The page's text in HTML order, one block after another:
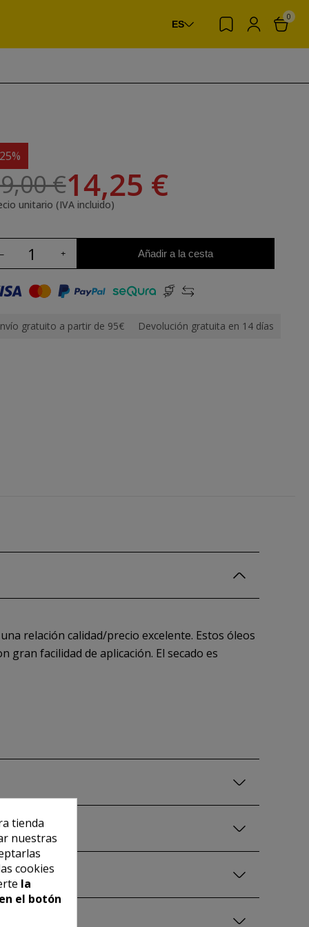
ES
0
€14,25 €
unitario (IVA incluido)
Añadir a la cesta
gratuito a partir de 95€ Devolución gratuita en 14 días
relación calidad/precio excelente. Estos óleos
gran facilidad de aplicación. El secado es
tienda
nuestras
cookies
la
el botón